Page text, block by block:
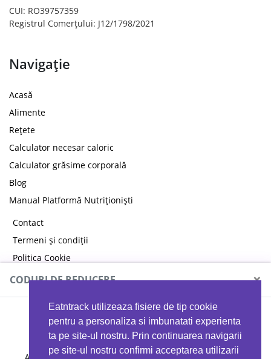
Eatntrack utilizeaza fisiere de tip cookie
pentru a personaliza si imbunatati experienta
ta pe site-ul nostru. Prin continuarea navigarii
pe site-ul nostru confirmi acceptarea utilizarii
CUI: RO39757359
Registrul Comerțului: J12/1798/2021
Navigație
Acasă
Alimente
Rețete
Calculator necesar caloric
Calculator grăsime corporală
Blog
Manual Platformă Nutriționiști
Contact
Termeni și condiții
Politica Cookie
Politica de confidențialitate
CODURI DE REDUCERE ×
MYPROTEIN